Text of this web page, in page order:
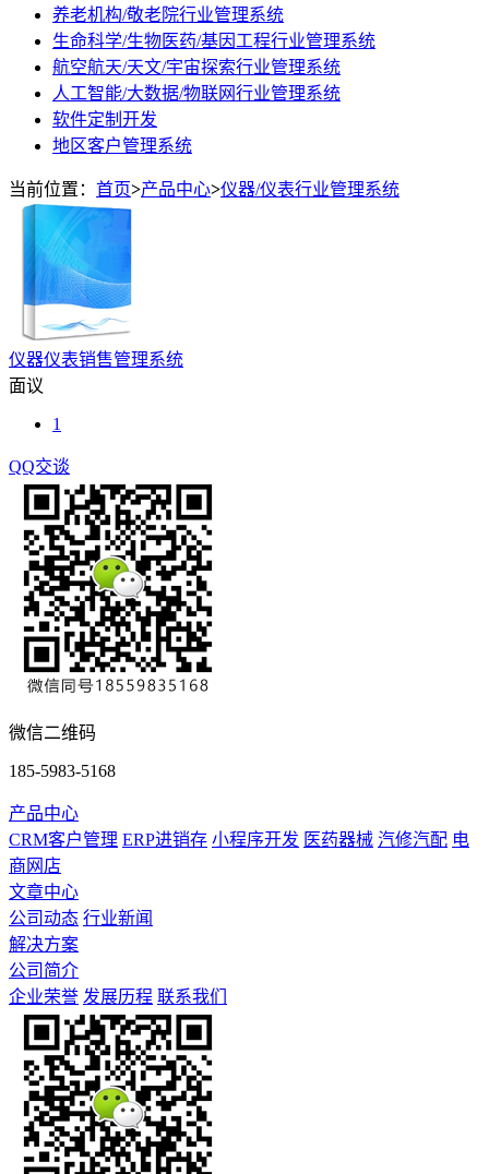
养老机构/敬老院行业管理系统
生命科学/生物医药/基因工程行业管理系统
航空航天/天文/宇宙探索行业管理系统
人工智能/大数据/物联网行业管理系统
软件定制开发
地区客户管理系统
当前位置： 首页>产品中心>仪器/仪表行业管理系统
仪器仪表销售管理系统
面议
1
QQ交谈
微信二维码
185-5983-5168
产品中心
CRM客户管理 ERP进销存 小程序开发 医药器械 汽修汽配 电
商网店
文章中心
公司动态 行业新闻
解决方案
公司简介
企业荣誉 发展历程 联系我们